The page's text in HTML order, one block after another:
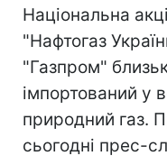
Національна
"Нафтогаз
"Газпром"
імпортований у
природний газ.
сьогодні прес-